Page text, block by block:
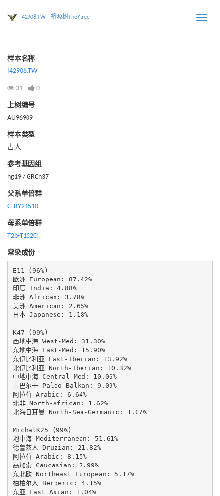
Toggle
I42908.TW - 祖源树TheYtree
样本名称
I42908.TW
31 0
上树编号
AU96909
样本类型
古人
参考基因组
hg19 / GRCh37
父系单倍群
G-BY21510
母系单倍群
T2b-T152C!
常染成份
E11 (96%)
欧洲 European: 87.42%
印度 India: 4.88%
非洲 African: 3.78%
美洲 American: 2.65%
日本 Japanese: 1.18%
K47 (99%)
西地中海 West-Med: 31.30%
东地中海 East-Med: 15.90%
东伊比利亚 East-Iberian: 13.92%
北伊比利亚 North-Iberian: 10.32%
中地中海 Central-Med: 10.06%
古巴尔干 Paleo-Balkan: 9.09%
阿拉伯 Arabic: 6.64%
北非 North-African: 1.62%
北海日耳曼 North-Sea-Germanic: 1.07%
MichalK25 (99%)
地中海 Mediterranean: 51.61%
德鲁兹人 Druzian: 21.82%
阿拉伯 Arabic: 8.15%
高加索 Caucasian: 7.99%
东北欧 Northeast European: 5.17%
柏柏尔人 Berberic: 4.15%
东亚 East Asian: 1.04%